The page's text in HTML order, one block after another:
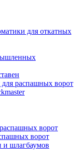
для откатных
распашных ворот
ворот
ворот
и шлагбаумов